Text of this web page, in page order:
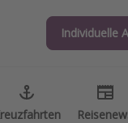
Individuelle